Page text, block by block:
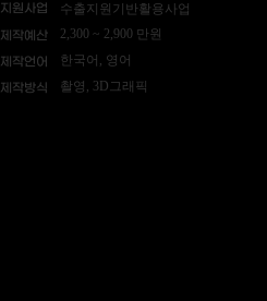
지원사업 수출지원기반활용사업
제작예산 2,300 ~ 2,900 만원
제작언어 한국어, 영어
제작방식 촬영, 3D그래픽